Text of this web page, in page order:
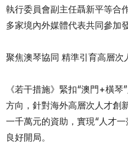
執行委員會副主任聶新平等合
多家境內外媒體代表共同參加
聚焦澳琴協同 精準引育高層次
《若干措施》緊扣“澳門+橫
方向，針對海外高層次人才創
一千萬元的資助，實現“人才
良好開局。